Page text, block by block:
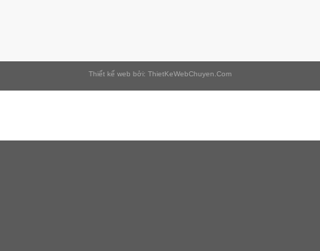
Thiết kế web bởi: ThietKeWebChuyen.Com